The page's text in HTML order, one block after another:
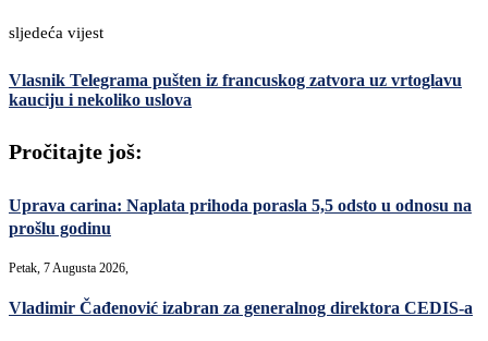
sljedeća vijest
Vlasnik Telegrama pušten iz francuskog zatvora uz vrtoglavu
kauciju i nekoliko uslova
Pročitajte još:
Uprava carina: Naplata prihoda porasla 5,5 odsto u odnosu na
prošlu godinu
Petak, 7 Augusta 2026,
Vladimir Čađenović izabran za generalnog direktora CEDIS-a